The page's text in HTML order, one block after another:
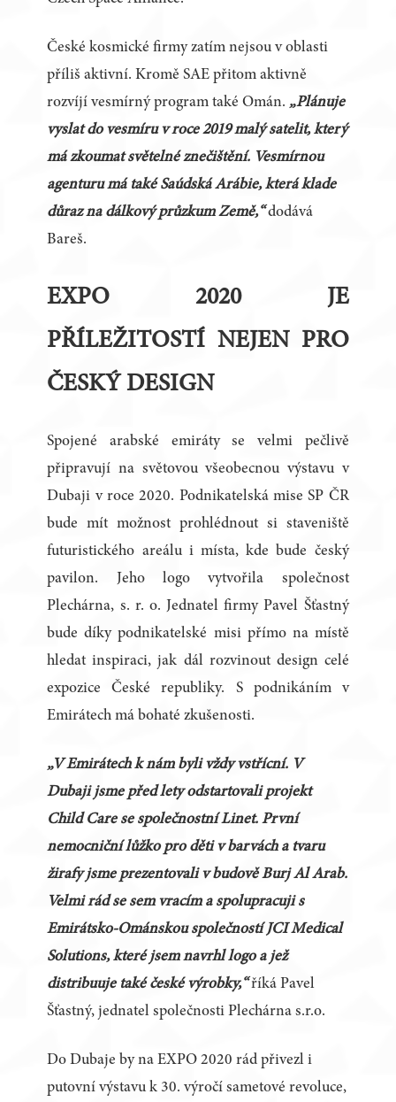
České kosmické firmy zatím nejsou v oblasti
příliš aktivní. Kromě SAE přitom aktivně
rozvíjí vesmírný program také Omán. „Plánuje
vyslat do vesmíru v roce 2019 malý satelit, který
má zkoumat světelné znečištění. Vesmírnou
agenturu má také Saúdská Arábie, která klade
důraz na dálkový průzkum Země,“dodává
Bareš.
EXPO 2020 JE
PŘÍLEŽITOSTÍ NEJEN PRO
ČESKÝ DESIGN
Spojené arabské emiráty se velmi pečlivě
připravují na světovou všeobecnou výstavu v
Dubaji v roce 2020. Podnikatelská mise SP ČR
bude mít možnost prohlédnout si staveniště
futuristického areálu i místa, kde bude český
pavilon. Jeho logo vytvořila společnost
Plechárna, s. r. o. Jednatel firmy Pavel Šťastný
bude díky podnikatelské misi přímo na místě
hledat inspiraci, jak dál rozvinout design celé
expozice České republiky. S podnikáním v
Emirátech má bohaté zkušenosti.
„V Emirátech k nám byli vždy vstřícní. V
Dubaji jsme před lety odstartovali projekt
Child Care se společnostní Linet. První
nemocniční lůžko pro děti v barvách a tvaru
žirafy jsme prezentovali v budově Burj Al Arab.
Velmi rád se sem vracím a spolupracuji s
Emirátsko-Ománskou společností JCI Medical
Solutions, které jsem navrhl logo a jež
distribuuje také české výrobky,“říká Pavel
Šťastný, jednatel společnosti Plechárna s.r.o.
Do Dubaje by na EXPO 2020 rád přivezl i
putovní výstavu k 30. výročí sametové revoluce,